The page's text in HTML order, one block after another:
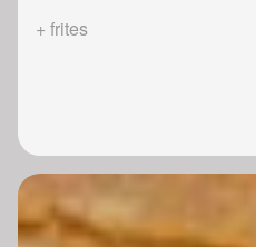
+ frites